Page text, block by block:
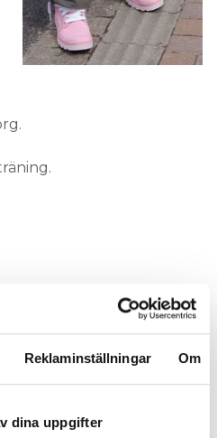
Reklaminställningar Om
dina uppgifter
STYRKELYFT